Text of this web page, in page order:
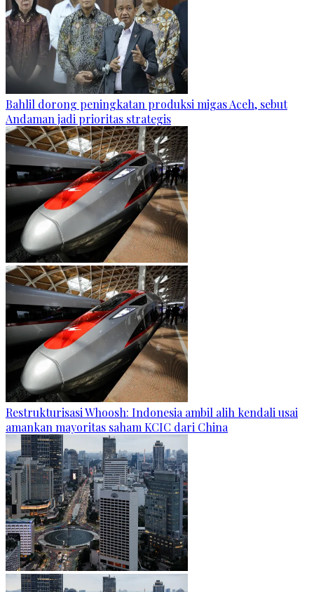
Bahlil dorong peningkatan produksi migas Aceh, sebut
Andaman jadi prioritas strategis
Restrukturisasi Whoosh: Indonesia ambil alih kendali usai
amankan mayoritas saham KCIC dari China